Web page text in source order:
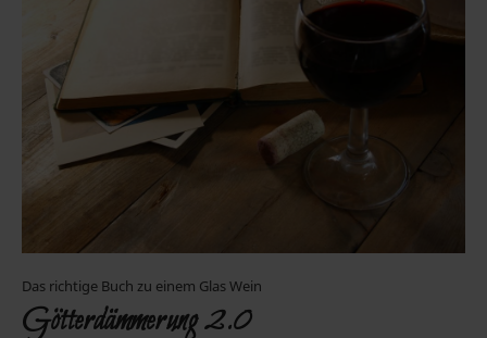
Das richtige Buch zu einem Glas Wein
Götterdämmerung 2.0